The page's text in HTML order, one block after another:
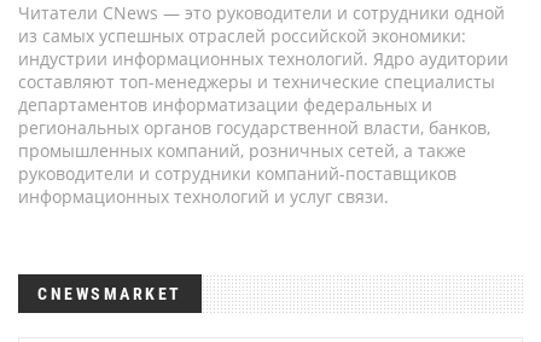
Читатели CNews — это руководители и сотрудники одной
из самых успешных отраслей российской экономики:
индустрии информационных технологий. Ядро аудитории
составляют топ-менеджеры и технические специалисты
департаментов информатизации федеральных и
региональных органов государственной власти, банков,
промышленных компаний, розничных сетей, а также
руководители и сотрудники компаний-поставщиков
информационных технологий и услуг связи.
CNEWSMARKET